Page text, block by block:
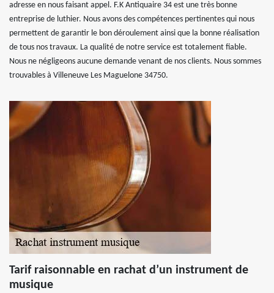
adresse en nous faisant appel. F.K Antiquaire 34 est une très bonne
entreprise de luthier. Nous avons des compétences pertinentes qui nous
permettent de garantir le bon déroulement ainsi que la bonne réalisation
de tous nos travaux. La qualité de notre service est totalement fiable.
Nous ne négligeons aucune demande venant de nos clients. Nous sommes
trouvables à Villeneuve Les Maguelone 34750.
Tarif raisonnable en rachat d’un instrument de
musique